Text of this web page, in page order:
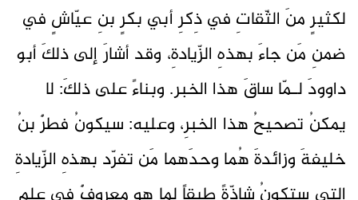
لكثيرٍ منَ الثّقاتِ في ذِكرِ أبي بكرٍ بنِ عيّاشٍ في
ضمنِ مَن جاءَ بهذهِ الزّيادةِ، وقد أشارَ إلى ذلكَ أبو
داوودَ لـمّا ساقَ هذا الخبر. وبناءً على ذلكَ: لا
يمكنُ تصحيحُ هذا الخبرِ، وعليه: سيكونُ فطرٌ بنُ
خليفةَ وزائدةَ هُما وحدَهما مَن تفرّد بهذهِ الزّيادةِ